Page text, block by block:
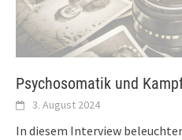
Psychosomatik und
3. August 2024
In diesem Interview